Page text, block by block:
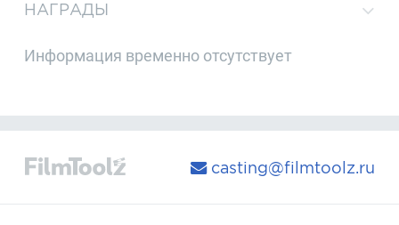
НАГРАДЫ
Информация временно отсутствует
casting@filmtoolz.ru